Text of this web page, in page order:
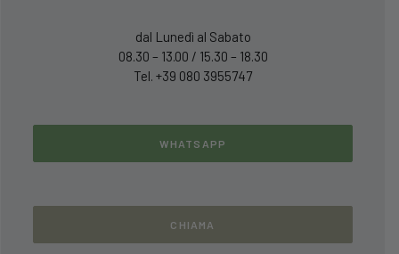
dal Lunedì al Sabato
08.30 – 13.00 / 15.30 – 18.30
Tel. +39 080 3955747
WHATSAPP
CHIAMA